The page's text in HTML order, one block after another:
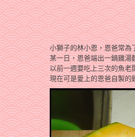
小獅子的林小恩，恩爸常為
某一日，恩爸端出一鍋雞湯
以前一週要吃上三次的魚老
現在可是愛上的恩爸自製的